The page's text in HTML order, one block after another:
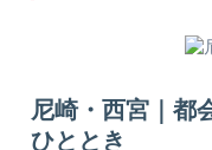
尼崎・西宮｜都
ひととき